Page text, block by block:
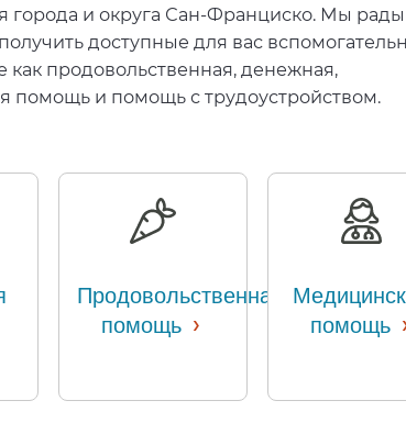
города и округа Сан-Франциско. Мы рады
доступные для вас
как продовольственная, денежная,
помощь и помощь с трудоустройством.​​
Продовольственная
помощь ›
помощь